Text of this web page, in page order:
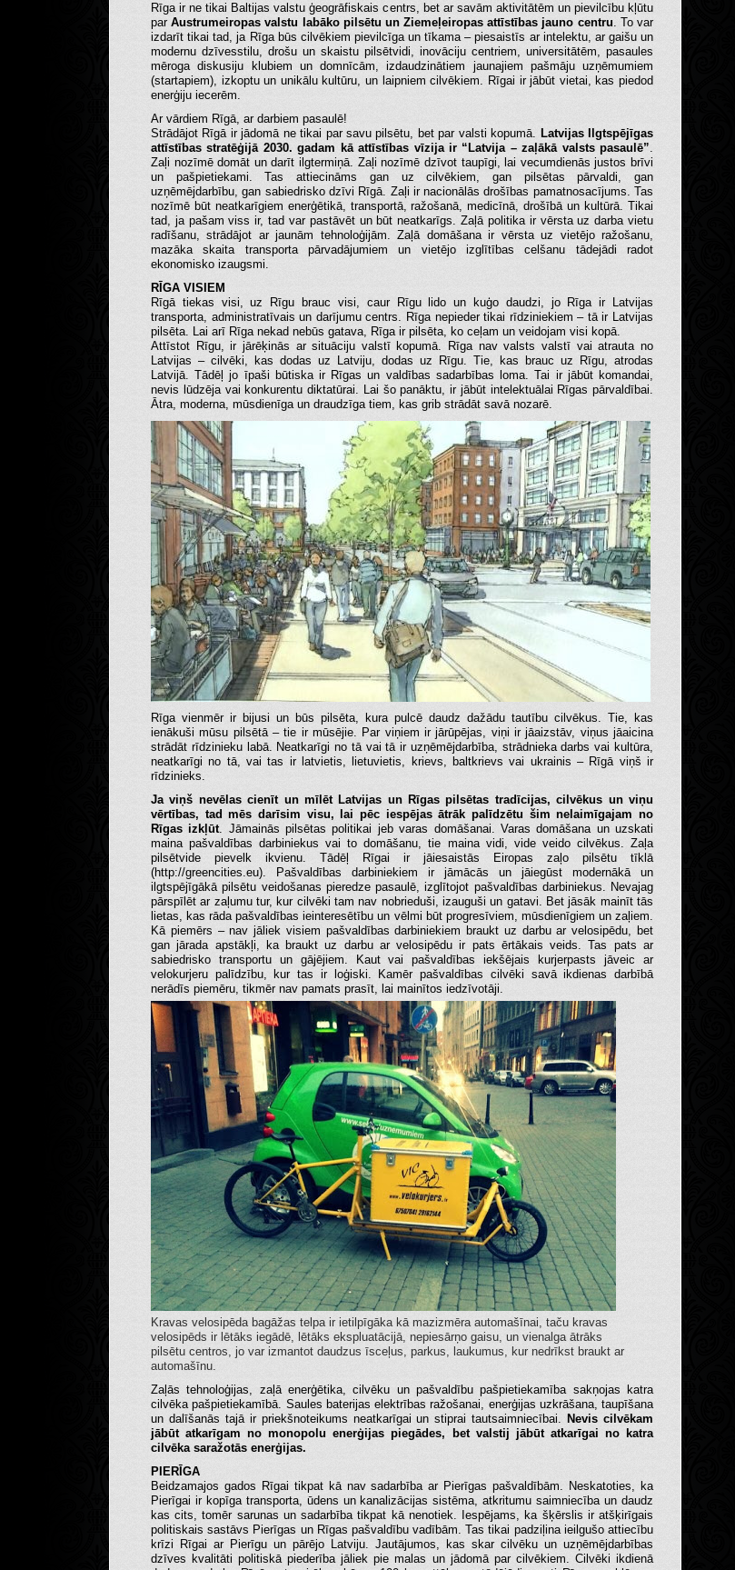
Rīga ir ne tikai Baltijas valstu ģeogrāfiskais centrs, bet ar savām aktivitātēm un pievilcību kļūtu
parAustrumeiropas valstu labāko pilsētu un Ziemeļeiropas attīstības jauno centru. To var
izdarīt tikai tad, ja Rīga būs cilvēkiem pievilcīga un tīkama – piesaistīs ar intelektu, ar gaišu un
modernu dzīvesstilu, drošu un skaistu pilsētvidi, inovāciju centriem, universitātēm, pasaules
mēroga diskusiju klubiem un domnīcām, izdaudzinātiem jaunajiem pašmāju uzņēmumiem
(startapiem), izkoptu un unikālu kultūru, un laipniem cilvēkiem. Rīgai ir jābūt vietai, kas piedod
enerģiju iecerēm.
Ar vārdiem Rīgā, ar darbiem pasaulē!
Strādājot Rīgā ir jādomā ne tikai par savu pilsētu, bet par valsti kopumā. Latvijas Ilgtspējīgas
attīstības stratēģijā 2030. gadam kā attīstības vīzija ir “Latvija – zaļākā valsts pasaulē”.
Zaļi nozīmē domāt un darīt ilgtermiņā. Zaļi nozīmē dzīvot taupīgi, lai vecumdienās justos brīvi
un pašpietiekami. Tas attiecināms gan uz cilvēkiem, gan pilsētas pārvaldi, gan
uzņēmējdarbību, gan sabiedrisko dzīvi Rīgā. Zaļi ir nacionālās drošības pamatnosacījums. Tas
nozīmē būt neatkarīgiem enerģētikā, transportā, ražošanā, medicīnā, drošībā un kultūrā. Tikai
tad, ja pašam viss ir, tad var pastāvēt un būt neatkarīgs. Zaļā politika ir vērsta uz darba vietu
radīšanu, strādājot ar jaunām tehnoloģijām. Zaļā domāšana ir vērsta uz vietējo ražošanu,
mazāka skaita transporta pārvadājumiem un vietējo izglītības celšanu tādejādi radot
ekonomisko izaugsmi.
RĪGA VISIEM
Rīgā tiekas visi, uz Rīgu brauc visi, caur Rīgu lido un kuģo daudzi, jo Rīga ir Latvijas
transporta, administratīvais un darījumu centrs. Rīga nepieder tikai rīdziniekiem – tā ir Latvijas
pilsēta. Lai arī Rīga nekad nebūs gatava, Rīga ir pilsēta, ko ceļam un veidojam visi kopā.
Attīstot Rīgu, ir jārēķinās ar situāciju valstī kopumā. Rīga nav valsts valstī vai atrauta no
Latvijas – cilvēki, kas dodas uz Latviju, dodas uz Rīgu. Tie, kas brauc uz Rīgu, atrodas
Latvijā. Tādēļ jo īpaši būtiska ir Rīgas un valdības sadarbības loma. Tai ir jābūt komandai,
nevis lūdzēja vai konkurentu diktatūrai. Lai šo panāktu, ir jābūt intelektuālai Rīgas pārvaldībai.
Ātra, moderna, mūsdienīga un draudzīga tiem, kas grib strādāt savā nozarē.
Rīga vienmēr ir bijusi un būs pilsēta, kura pulcē daudz dažādu tautību cilvēkus. Tie, kas
ienākuši mūsu pilsētā – tie ir mūsējie. Par viņiem ir jārūpējas, viņi ir jāaizstāv, viņus jāaicina
strādāt rīdzinieku labā. Neatkarīgi no tā vai tā ir uzņēmējdarbība, strādnieka darbs vai kultūra,
neatkarīgi no tā, vai tas ir latvietis, lietuvietis, krievs, baltkrievs vai ukrainis – Rīgā viņš ir
rīdzinieks.
Ja viņš nevēlas cienīt un mīlēt Latvijas un Rīgas pilsētas tradīcijas, cilvēkus un viņu
vērtības, tad mēs darīsim visu, lai pēc iespējas ātrāk palīdzētu šim nelaimīgajam no
Rīgas izkļūt. Jāmainās pilsētas politikai jeb varas domāšanai. Varas domāšana un uzskati
maina pašvaldības darbiniekus vai to domāšanu, tie maina vidi, vide veido cilvēkus. Zaļa
pilsētvide pievelk ikvienu. Tādēļ Rīgai ir jāiesaistās Eiropas zaļo pilsētu tīklā
(http://greencities.eu). Pašvaldības darbiniekiem ir jāmācās un jāiegūst modernākā un
ilgtspējīgākā pilsētu veidošanas pieredze pasaulē, izglītojot pašvaldības darbiniekus. Nevajag
pārspīlēt ar zaļumu tur, kur cilvēki tam nav nobrieduši, izauguši un gatavi. Bet jāsāk mainīt tās
lietas, kas rāda pašvaldības ieinteresētību un vēlmi būt progresīviem, mūsdienīgiem un zaļiem.
Kā piemērs – nav jāliek visiem pašvaldības darbiniekiem braukt uz darbu ar velosipēdu, bet
gan jārada apstākļi, ka braukt uz darbu ar velosipēdu ir pats ērtākais veids. Tas pats ar
sabiedrisko transportu un gājējiem. Kaut vai pašvaldības iekšējais kurjerpasts jāveic ar
velokurjeru palīdzību, kur tas ir loģiski. Kamēr pašvaldības cilvēki savā ikdienas darbībā
nerādīs piemēru, tikmēr nav pamats prasīt, lai mainītos iedzīvotāji.
Kravas velosipēda bagāžas telpa ir ietilpīgāka kā mazizmēra automašīnai, taču kravas
velosipēds ir lētāks iegādē, lētāks ekspluatācijā, nepiesārņo gaisu, un vienalga ātrāks
pilsētu centros, jo var izmantot daudzus īsceļus, parkus, laukumus, kur nedrīkst braukt ar
automašīnu.
Zaļās tehnoloģijas, zaļā enerģētika, cilvēku un pašvaldību pašpietiekamība sakņojas katra
cilvēka pašpietiekamībā. Saules baterijas elektrības ražošanai, enerģijas uzkrāšana, taupīšana
un dalīšanās tajā ir priekšnoteikums neatkarīgai un stiprai tautsaimniecībai. Nevis cilvēkam
jābūt atkarīgam no monopolu enerģijas piegādes, bet valstij jābūt atkarīgai no katra
cilvēka saražotās enerģijas.
PIERĪGA
Beidzamajos gados Rīgai tikpat kā nav sadarbība ar Pierīgas pašvaldībām. Neskatoties, ka
Pierīgai ir kopīga transporta, ūdens un kanalizācijas sistēma, atkritumu saimniecība un daudz
kas cits, tomēr sarunas un sadarbība tikpat kā nenotiek. Iespējams, ka šķērslis ir atšķirīgais
politiskais sastāvs Pierīgas un Rīgas pašvaldību vadībām. Tas tikai padziļina ieilgušo attiecību
krīzi Rīgai ar Pierīgu un pārējo Latviju. Jautājumos, kas skar cilvēku un uzņēmējdarbības
dzīves kvalitāti politiskā piederība jāliek pie malas un jādomā par cilvēkiem. Cilvēki ikdienā